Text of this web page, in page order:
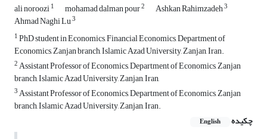
ali noroozi1 mohamad dalman pour2 Ashkan Rahimzadeh3
Ahmad Naghi Lu3
1PhD student in Economics, Financial Economics, Department of
Economics, Zanjan branch, Islamic Azad University, Zanjan, Iran.
2Assistant Professor of Economics, Department of Economics, Zanjan
branch, Islamic Azad University, Zanjan, Iran,
3Assistant Professor of Economics, Department of Economics, Zanjan
branch, Islamic Azad University, Zanjan, Iran.
چکیده
English